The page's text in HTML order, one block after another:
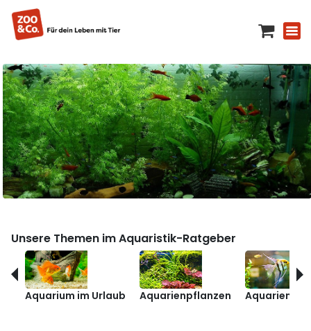
Unsere Themen im Aquaristik-Ratgeber
Aquarium im Urlaub Aquarienpflanzen